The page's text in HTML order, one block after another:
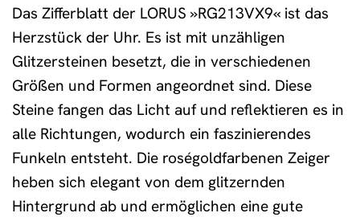
Das Zifferblatt der LORUS »RG213VX9« ist das
Herzstück der Uhr. Es ist mit unzähligen
Glitzersteinen besetzt, die in verschiedenen
Größen und Formen angeordnet sind. Diese
Steine fangen das Licht auf und reflektieren es in
alle Richtungen, wodurch ein faszinierendes
Funkeln entsteht. Die roségoldfarbenen Zeiger
heben sich elegant von dem glitzernden
Hintergrund ab und ermöglichen eine gute